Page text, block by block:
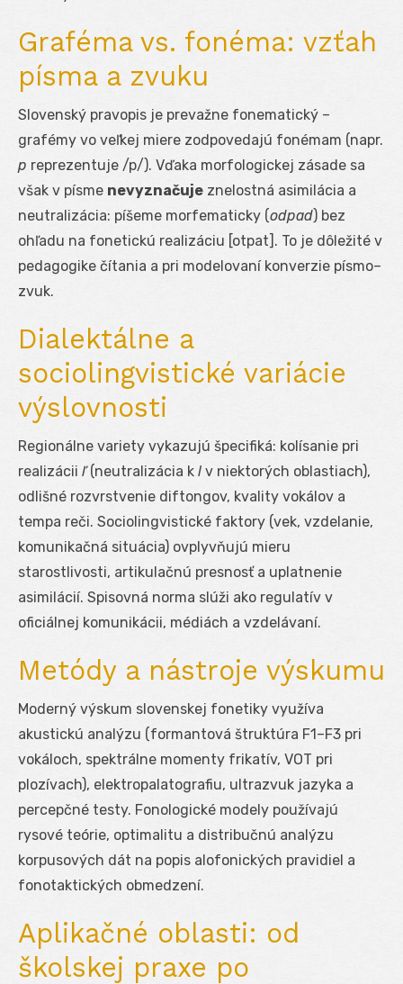
Graféma vs. fonéma: vzťah
písma a zvuku
Slovenský pravopis je prevažne fonematický –
grafémy vo veľkej miere zodpovedajú fonémam (napr.
p reprezentuje /p/). Vďaka morfologickej zásade sa
však v písme nevyznačuje znelostná asimilácia a
neutralizácia: píšeme morfematicky (odpad) bez
ohľadu na fonetickú realizáciu [otpat]. To je dôležité v
pedagogike čítania a pri modelovaní konverzie písmo–
zvuk.
Dialektálne a
sociolingvistické variácie
výslovnosti
Regionálne variety vykazujú špecifiká: kolísanie pri
realizácii ľ(neutralizácia k l v niektorých oblastiach),
odlišné rozvrstvenie diftongov, kvality vokálov a
tempa reči. Sociolingvistické faktory (vek, vzdelanie,
komunikačná situácia) ovplyvňujú mieru
starostlivosti, artikulačnú presnosť a uplatnenie
asimilácií. Spisovná norma slúži ako regulatív v
oficiálnej komunikácii, médiách a vzdelávaní.
Metódy a nástroje výskumu
Moderný výskum slovenskej fonetiky využíva
akustickú analýzu (formantová štruktúra F1–F3 pri
vokáloch, spektrálne momenty frikatív, VOT pri
plozívach), elektropalatografiu, ultrazvuk jazyka a
percepčné testy. Fonologické modely používajú
rysové teórie, optimalitu a distribučnú analýzu
korpusových dát na popis alofonických pravidiel a
fonotaktických obmedzení.
Aplikačné oblasti: od
školskej praxe po